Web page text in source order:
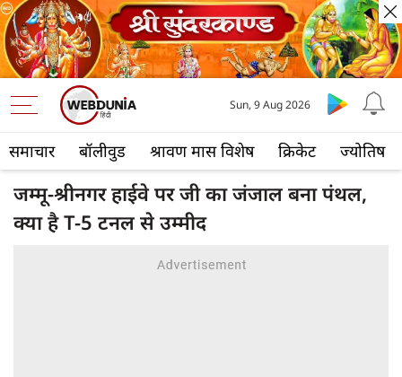
समाचार बॉलीवुड श्रावण मास विशेष क्रिकेट ज्योतिष
Sun, 9 Aug 2026
जम्मू-श्रीनगर हाईवे पर जी का जंजाल बना पंथल,
क्या है T-5 टनल से उम्मीद